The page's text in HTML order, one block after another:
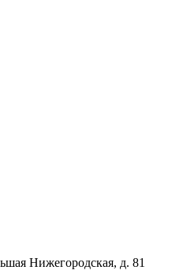
Нижегородская, д. 81